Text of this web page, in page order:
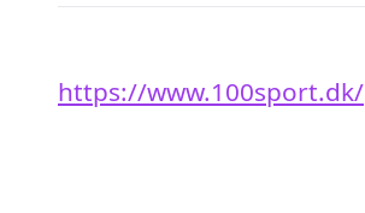
https://www.100sport.dk/